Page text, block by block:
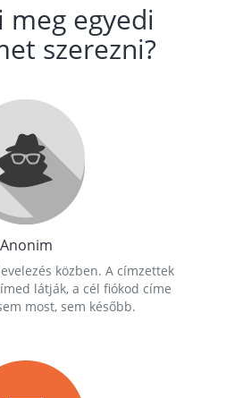
egyedi
szerezni?
Anonim
közben. A címzettek
látják, a cél fiókod címe
most, sem később.